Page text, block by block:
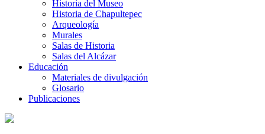
Historia del Museo
Historia de Chapultepec
Arqueología
Murales
Salas de Historia
Salas del Alcázar
Educación
Materiales de divulgación
Glosario
Publicaciones